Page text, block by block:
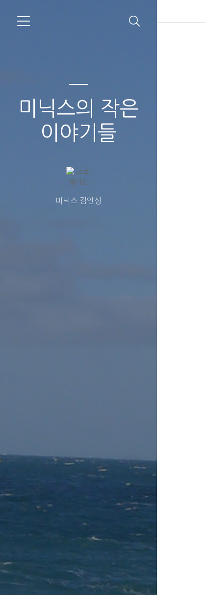
미닉스의 작은
이야기들
미닉스 김인성